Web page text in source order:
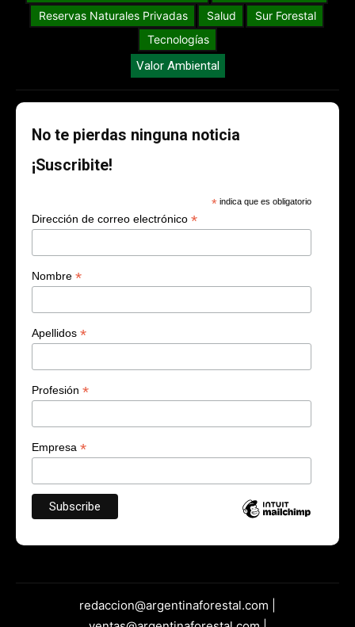
Reservas Naturales Privadas
Salud
Sur Forestal
Tecnologías
Valor Ambiental
No te pierdas ninguna noticia
¡Suscribite!
* indica que es obligatorio
Dirección de correo electrónico *
Nombre *
Apellidos *
Profesión *
Empresa *
redaccion@argentinaforestal.com |